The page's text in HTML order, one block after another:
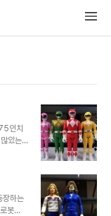
인치
았는
저 수
스스로
력이
하는
봇